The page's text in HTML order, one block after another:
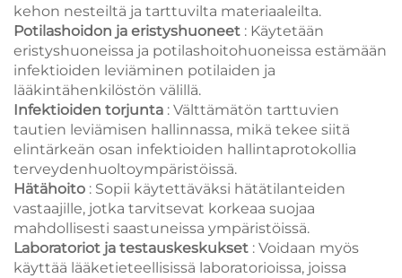
kehon nesteiltä ja tarttuvilta materiaaleilta.
Potilashoidon ja eristyshuoneet : Käytetään
eristyshuoneissa ja potilashoitohuoneissa estämään
infektioiden leviäminen potilaiden ja
lääkintähenkilöstön välillä.
Infektioiden torjunta : Välttämätön tarttuvien
tautien leviämisen hallinnassa, mikä tekee siitä
elintärkeän osan infektioiden hallintaprotokollia
terveydenhuoltoympäristöissä.
Hätähoito : Sopii käytettäväksi hätätilanteiden
vastaajille, jotka tarvitsevat korkeaa suojaa
mahdollisesti saastuneissa ympäristöissä.
Laboratoriot ja testauskeskukset : Voidaan myös
käyttää lääketieteellisissä laboratorioissa, joissa